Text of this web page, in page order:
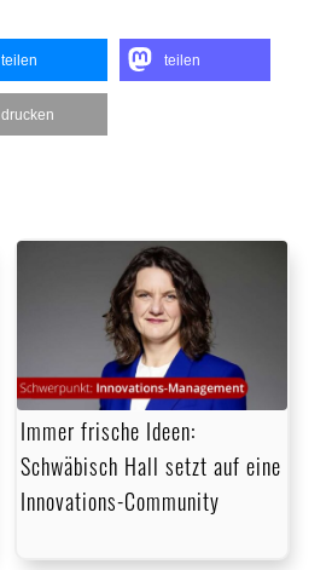
teilen teilen
drucken
Immer frische Ideen:
Schwäbisch Hall setzt auf eine
Innovations-Community